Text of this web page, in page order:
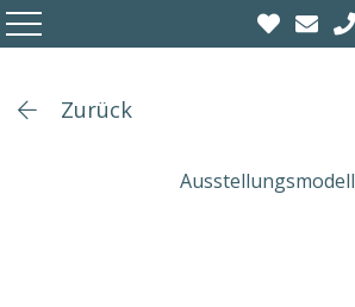
Zurück
Ausstellungsmodell